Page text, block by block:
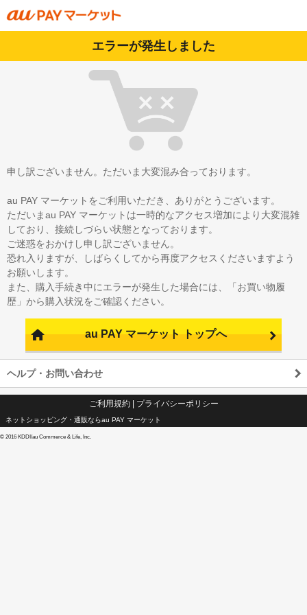
エラーが発生しました
申し訳ございません。ただいま大変混み合っております。
au PAY マーケットをご利用いただき、ありがとうございます。
ただいまau PAY マーケットは一時的なアクセス増加により大変混雑
しており、接続しづらい状態となっております。
ご迷惑をおかけし申し訳ございません。
恐れ入りますが、しばらくしてから再度アクセスくださいますよう
お願いします。
また、購入手続き中にエラーが発生した場合には、「お買い物履
歴」から購入状況をご確認ください。
au PAY マーケット トップへ
ヘルプ・お問い合わせ
ご利用規約| プライバシーポリシー
ネットショッピング・通販ならau PAY マーケット
© 2016 KDDI/au Commerce & Life, Inc.